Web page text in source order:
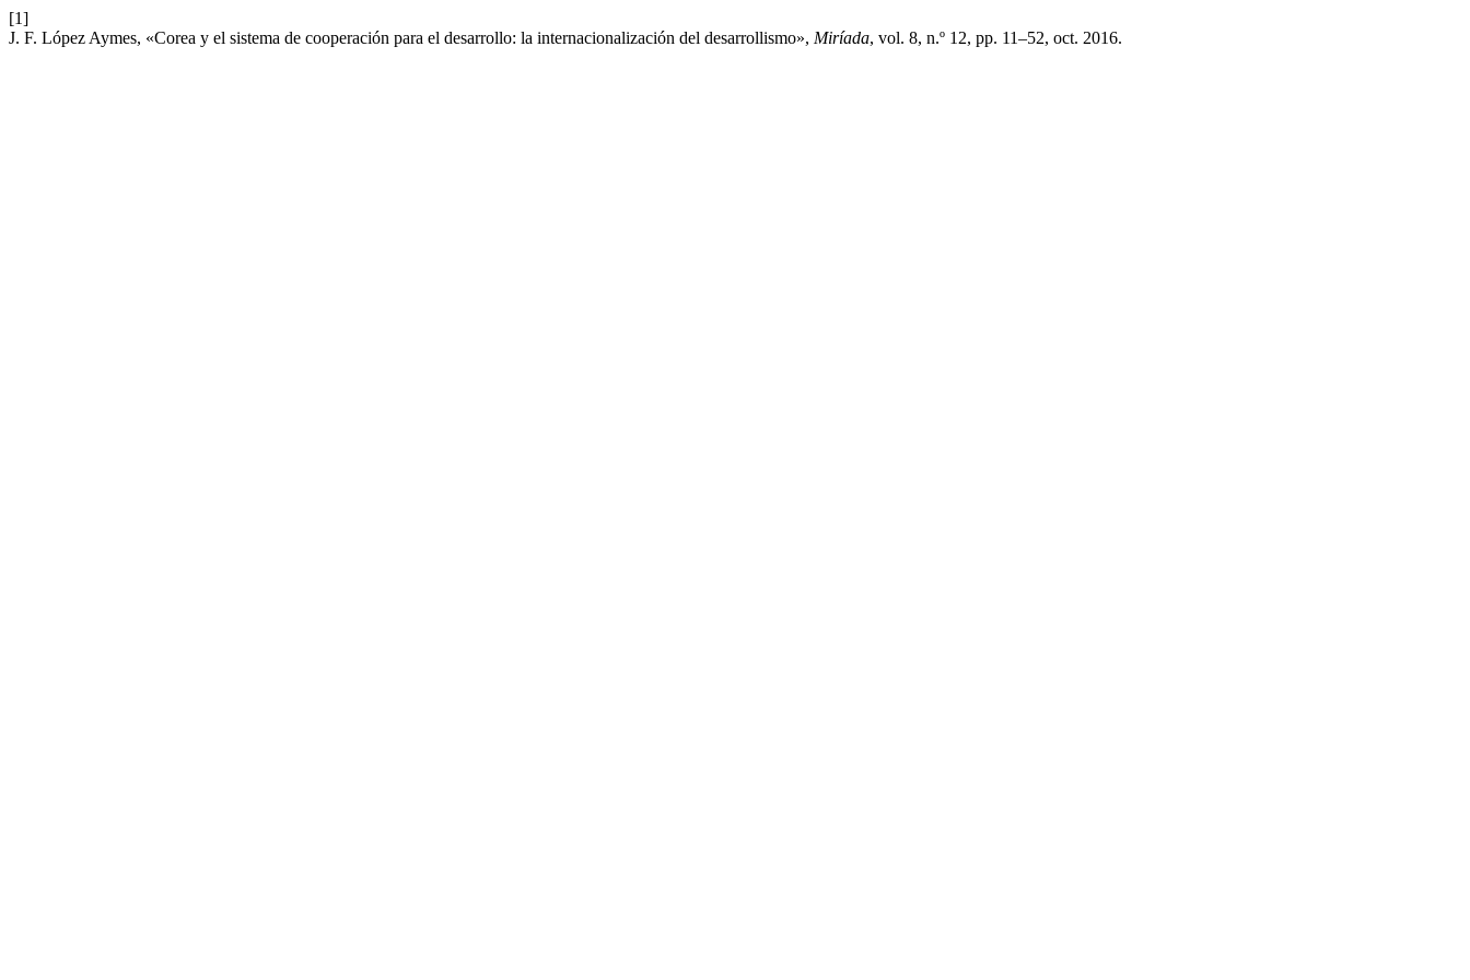
[1]
J. F. López Aymes, «Corea y el sistema de cooperación para el desarrollo: la internacionalización del desarrollismo», Miríada, vol. 8, n.º 12, pp. 11–52, oct. 2016.